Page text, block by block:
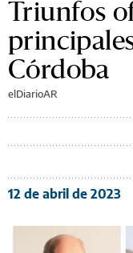
Triunfos
Córdoba
elDiarioAR
12 de abril de 2023